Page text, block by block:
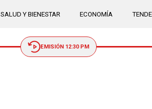
SALUD Y BIENESTAR ECONOMÍA
EMISIÓN 12:30 PM